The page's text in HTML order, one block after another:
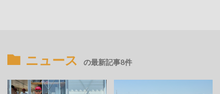
ニュース の最新記事8件